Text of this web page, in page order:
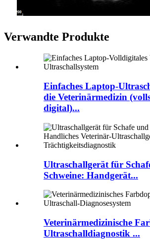
Verwandte Produkte
Einfaches Laptop-
die Veterinärmedizin
digital)...
Ultraschallgerät für
Schweine: Handgerät...
Veterinärmedizinische
Ultraschalldiagnostik ...